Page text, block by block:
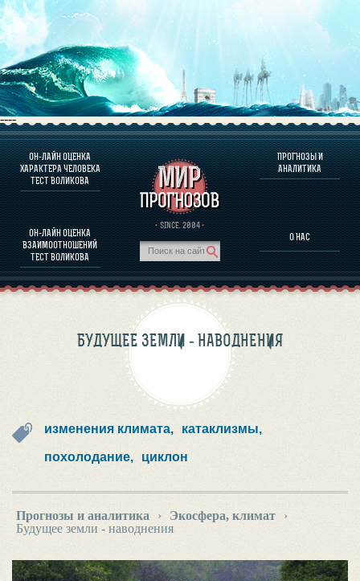
----
ОН-ЛАЙН ОЦЕНКА
ХАРАКТЕРА ЧЕЛОВЕКА
ТЕСТ ВОЛИКОВА
ОН-ЛАЙН ОЦЕНКА
ВЗАИМООТНОШЕНИЙ
ТЕСТ ВОЛИКОВА
· SINCE. 2004 ·
ПРОГНОЗЫ И
АНАЛИТИКА
О НАС
О ПРОГРАММЕ
ОЦЕНКА ХАРАКТЕРA ЧЕЛОВЕКА
ОЦЕНКА ХАРАКТЕРА ВЫДАЮЩИХСЯ ЛИЧНОСТЕЙ
О ПРОГРАММЕ
ПРОГНОЗЫ И АНАЛИТИКА
БУДУЩЕЕ ЗЕМЛИ - НАВОДНЕНИЯ
изменения климата, катаклизмы,
похолодание, циклон
Прогнозы и аналитика › Экосфера, климат
›
Будущее земли - наводнения